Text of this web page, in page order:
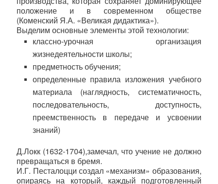
положение и в современном обществе
(Коменский Я.А. «Великая дидактика»).
Выделим основные элементы этой технологии:
классно-урочная организация
жизнедеятельности школы;
предметность обучения;
определенные правила изложения учебного
материала (наглядность, систематичность,
последовательность, доступность,
преемственность в передаче и усвоении
знаний)
Д.Локк (1632-1704),замечал, что учение не должно
превращаться в бремя.
И.Г. Песталоцци создал «механизм» образования,
опираясь на который, каждый подготовленный